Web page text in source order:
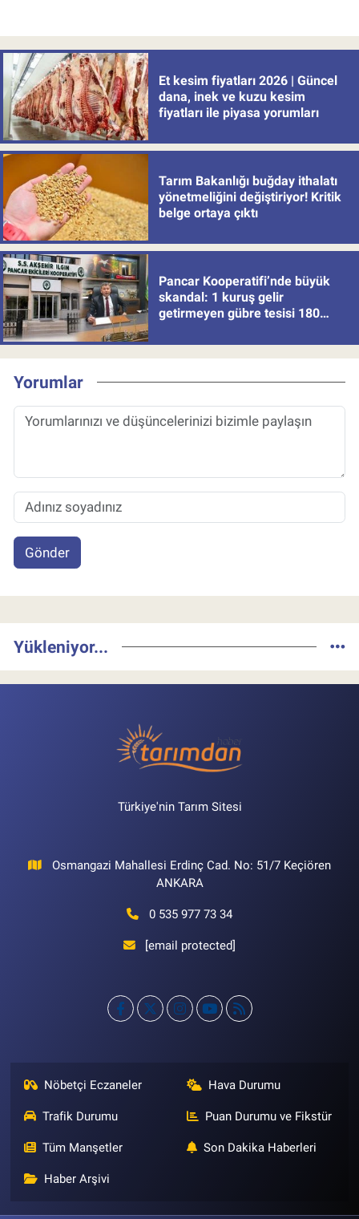
Et kesim fiyatları 2026 | Güncel
dana, inek ve kuzu kesim
fiyatları ile piyasa yorumları
Tarım Bakanlığı buğday ithalatı
yönetmeliğini değiştiriyor! Kritik
belge ortaya çıktı
Pancar Kooperatifi’nde büyük
skandal: 1 kuruş gelir
getirmeyen gübre tesisi 180
Yorumlar
Gönder
Yükleniyor...
Türkiye'nin Tarım Sitesi
Osmangazi Mahallesi Erdinç Cad. No: 51/7 Keçiören
ANKARA
0 535 977 73 34
[email protected]
Nöbetçi Eczaneler Hava Durumu
Trafik Durumu Puan Durumu ve Fikstür
Tüm Manşetler Son Dakika Haberleri
Haber Arşivi